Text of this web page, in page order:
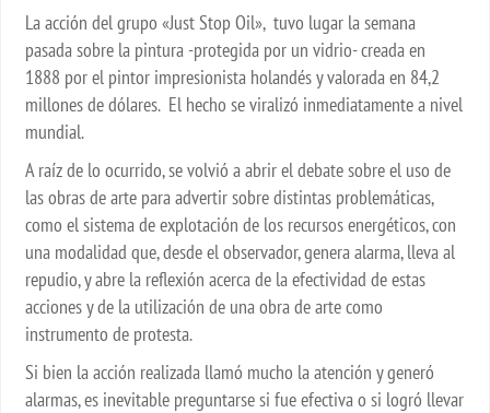
La acción del grupo «Just Stop Oil», tuvo lugar la semana
pasada sobre la pintura -protegida por un vidrio- creada en
1888 por el pintor impresionista holandés y valorada en 84,2
millones de dólares. El hecho se viralizó inmediatamente a nivel
mundial.
A raíz de lo ocurrido, se volvió a abrir el debate sobre el uso de
las obras de arte para advertir sobre distintas problemáticas,
como el sistema de explotación de los recursos energéticos, con
una modalidad que, desde el observador, genera alarma, lleva al
repudio, y abre la reflexión acerca de la efectividad de estas
acciones y de la utilización de una obra de arte como
instrumento de protesta.
Si bien la acción realizada llamó mucho la atención y generó
alarmas, es inevitable preguntarse si fue efectiva o si logró llevar